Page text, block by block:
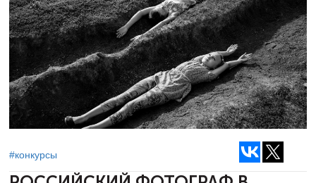
#конкурсы